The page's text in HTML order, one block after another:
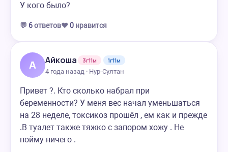
У кого было?
💬 6ответов❤️ 0 нравится
А Айкоша 3г11м
1г11м
4 года назад · Нур-Султан
Привет ?. Кто сколько набрал при
беременности? У меня вес начал уменьшаться
на 28 неделе, токсикоз прошёл , ем как и прежде
.В туалет также тяжко с запором хожу . Не
пойму ничего .